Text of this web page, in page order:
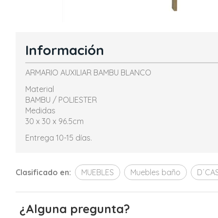
Información
ARMARIO AUXILIAR BAMBU BLANCO
Material
BAMBU / POLIESTER
Medidas
30 x 30 x 96.5cm
Entrega 10-15 días.
Clasificado en: MUEBLES Muebles baño
¿Alguna pregunta?